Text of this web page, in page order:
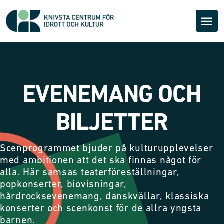
EVENEMANG OCH
BILJETTER
Scenprogrammet bjuder på kulturupplevelser
med ambitionen att det ska finnas något för
alla. Här samsas teaterföreställningar,
popkonserter, biovisningar,
hårdrocksevenemang, danskvällar, klassiska
konserter och scenkonst för de allra yngsta
barnen.